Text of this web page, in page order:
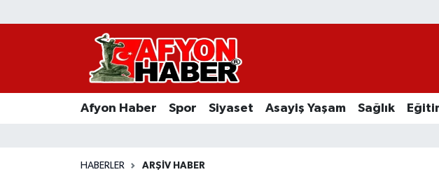
Afyon Haber Spor Siyaset Asayiş Yaşam Sağlık
HABERLER ARŞIV HABER
Afyon Haber
Asayiş Yaşam